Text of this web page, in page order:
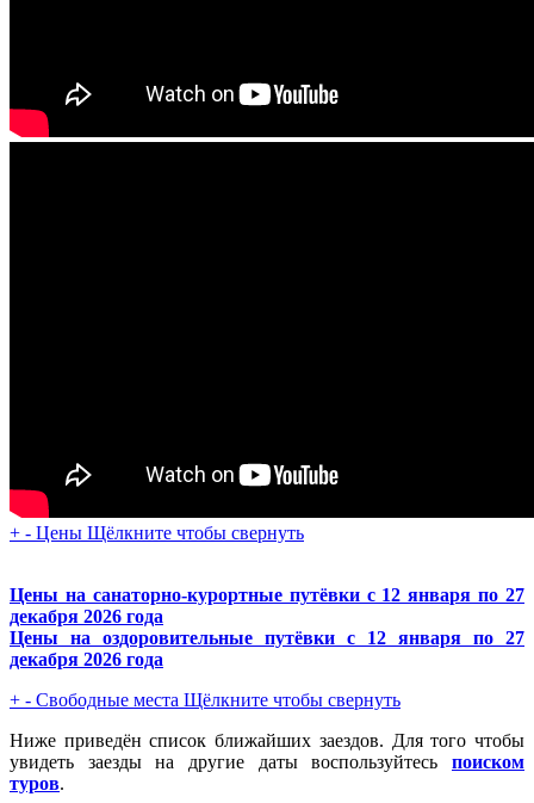
+ - Цены Щёлкните чтобы свернуть
Цены на санаторно-курортные путёвки с 12 января по 27
декабря 2026 года
Цены на оздоровительные путёвки с 12 января по 27
декабря 2026 года
+ - Свободные места Щёлкните чтобы свернуть
Ниже приведён список ближайших заездов. Для того чтобы
увидеть заезды на другие даты воспользуйтесь поиском
туров.